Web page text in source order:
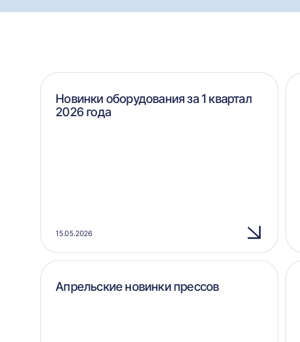
Новинки оборудования за 1 квартал
2026 года
15.05.2026
Апрельские новинки прессов